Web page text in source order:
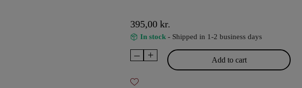
395,00 kr.
In stock- Shipped in 1-2 business days
–
Dove
burning
+ Add to cart